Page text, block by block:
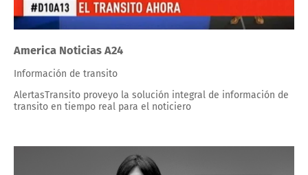
America Noticias A24
Información de transito
AlertasTransito proveyo la solución integral de información de
transito en tiempo real para el noticiero